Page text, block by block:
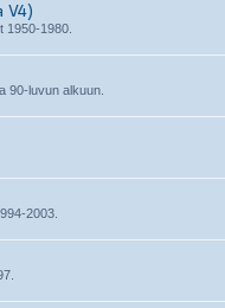
V4)
1950-1980.
90-luvun alkuun.
2003.